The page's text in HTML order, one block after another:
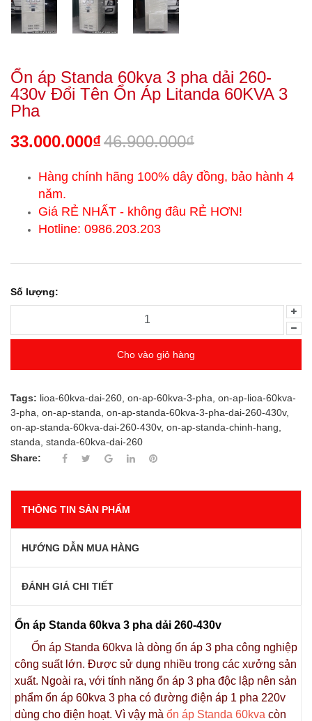
Ổn áp Standa 60kva 3 pha dải 260-
430v Đổi Tên Ổn Áp Litanda 60KVA 3
Pha
33.000.000₫46.900.000₫
Hàng chính hãng 100% dây đồng, bảo hành 4
năm.
Giá RẺ NHẤT - không đâu RẺ HƠN!
Hotline: 0986.203.203
Số lượng:
Cho vào giỏ hàng
Tags: lioa-60kva-dai-260 on-ap-60kva-3-pha on-ap-lioa-60kva-
3-pha on-ap-standa on-ap-standa-60kva-3-pha-dai-260-430v,
on-ap-standa-60kva-dai-260-430v, on-ap-standa-chinh-hang
standa standa-60kva-dai-260
Share:
THÔNG TIN SẢN PHẨM
HƯỚNG DẪN MUA HÀNG
ĐÁNH GIÁ CHI TIẾT
Ổn áp Standa 60kva 3 pha dải 260-430v
Ổn áp Standa 60kva là dòng ổn áp 3 pha công nghiệp
công suất lớn. Được sử dụng nhiều trong các xưởng sản
xuất. Ngoài ra, với tính năng ổn áp 3 pha độc lập nên sản
phẩm ổn áp 60kva 3 pha có đường điện áp 1 pha 220v
dùng cho điện hoạt. Vì vậy mà ổn áp Standa 60kva còn